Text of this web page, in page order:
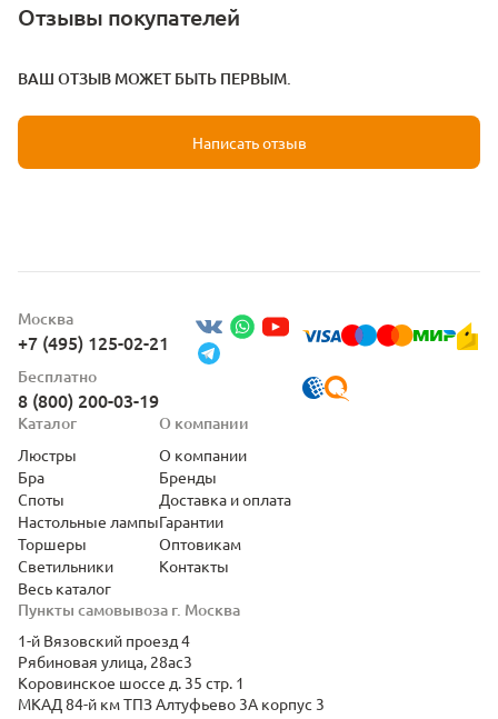
Отзывы покупателей
ВАШ ОТЗЫВ МОЖЕТ БЫТЬ ПЕРВЫМ.
Написать отзыв
Москва
+7 (495) 125-02-21
Бесплатно
8 (800) 200-03-19
Пункты самовывоза г. Москва
1-й Вязовский проезд 4
Рябиновая улица, 28ас3
Коровинское шоссе д. 35 стр. 1
МКАД 84-й км ТПЗ Алтуфьево 3А корпус 3
Каталог
Люстры
Бра
Споты
Настольные лампы
Торшеры
Светильники
Весь каталог
О компании
О компании
Бренды
Доставка и оплата
Гарантии
Оптовикам
Контакты